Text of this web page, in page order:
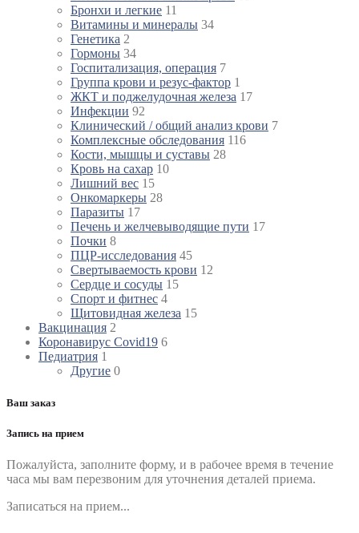
Бронхи и легкие 11
Витамины и минералы 34
Генетика 2
Гормоны 34
Госпитализация, операция 7
Группа крови и резус-фактор 1
ЖКТ и поджелудочная железа 17
Инфекции 92
Клинический / общий анализ крови 7
Комплексные обследования 116
Кости, мышцы и суставы 28
Кровь на сахар 10
Лишний вес 15
Онкомаркеры 28
Паразиты 17
Печень и желчевыводящие пути 17
Почки 8
ПЦР-исследования 45
Свертываемость крови 12
Сердце и сосуды 15
Спорт и фитнес 4
Щитовидная железа 15
Вакцинация 2
Коронавирус Covid19 6
Педиатрия 1
Другие 0
Ваш заказ
Запись на прием
Пожалуйста, заполните форму, и в рабочее время в течение
часа мы вам перезвоним для уточнения деталей приема.
Записаться на прием...